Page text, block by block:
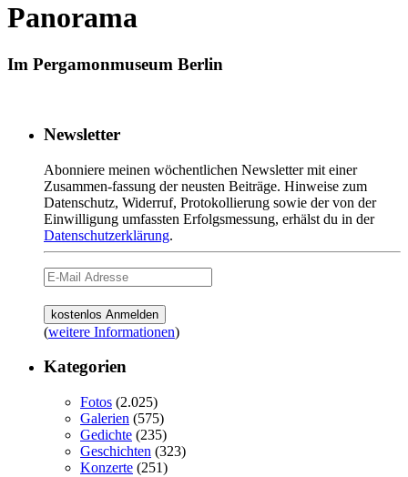
Panorama
Im Pergamonmuseum Berlin
Newsletter
Abonniere meinen wöchentlichen Newsletter mit einer
Zusammen-fassung der neusten Beiträge. Hinweise zum
Datenschutz, Widerruf, Protokollierung sowie der von der
Einwilligung umfassten Erfolgsmessung, erhälst du in der
Datenschutzerklärung.
(weitere Informationen)
Kategorien
Fotos (2.025)
Galerien (575)
Gedichte (235)
Geschichten (323)
Konzerte (251)